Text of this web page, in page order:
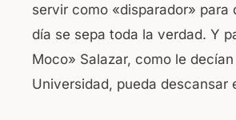
servir como «disparador» para
día se sepa toda la verdad. Y
Moco» Salazar, como le
Universidad, pueda descansar